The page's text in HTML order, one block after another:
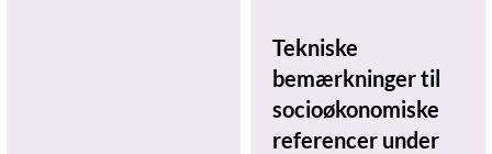
Tekniske
bemærkninger til
socioøkonomiske
referencer under